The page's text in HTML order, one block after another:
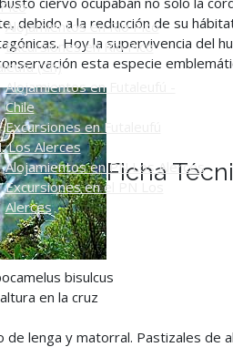
Alojamientos en Río Pico
Excursiones en Río Pico
(Ch)
Alojamientos en Futaleufú -
Chile
Excursiones en Futaleufú
Los Alerces
Alojamientos en PN Los Alerces
Excursiones en el PN Los
Alerces
debido a la reducción de su
Hoy la supervivencia del
esta especie
Ficha
bisulcus
en la cruz
lenga y matorral. Pastizales de